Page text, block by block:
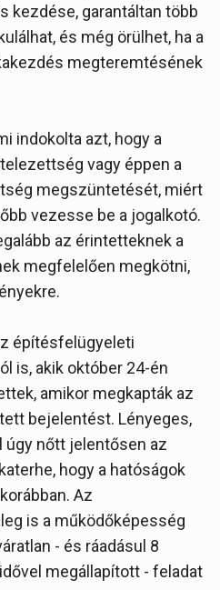
kezdése, garantáltan több
és még örülhet, ha a
megteremtésének
indokolta azt, hogy a
vagy éppen a
megszüntetését, miért
vezesse be a jogalkotó.
az érintetteknek a
megfelelően megkötni,
építésfelügyeleti
is, akik október 24-én
amikor megkapták az
bejelentést. Lényeges,
úgy nőtt jelentősen az
hogy a hatóságok
Az
is a működőképesség
- és ráadásul 8
megállapított - feladat